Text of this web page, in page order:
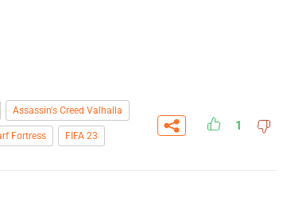
Assassin's Creed Valhalla
Fortress FIFA 23
1